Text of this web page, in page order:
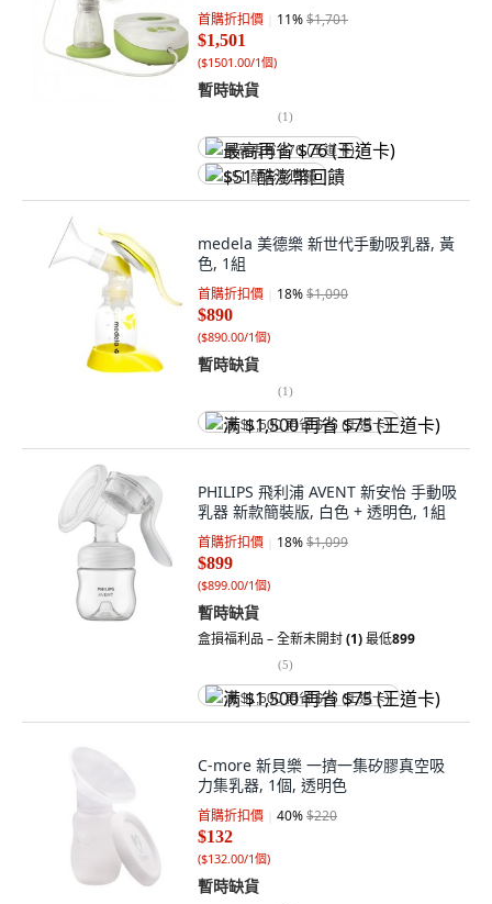
首購折扣價 11%$1,701
$1,501
($1501.00/1個)
暫時缺貨
(1)
最高再省 $76 (王道卡)
$51 酷澎幣回饋
medela 美德樂 新世代手動吸乳器, 黃
色, 1組
首購折扣價 18%$1,090
$890
($890.00/1個)
暫時缺貨
(1)
满 $1,500 再省 $75 (王道卡)
PHILIPS 飛利浦 AVENT 新安怡 手動吸
乳器 新款簡裝版, 白色 + 透明色, 1組
首購折扣價 18%$1,099
$899
($899.00/1個)
暫時缺貨
盒損福利品 – 全新未開封(1)最低899
(5)
满 $1,500 再省 $75 (王道卡)
C-more 新貝樂 一擠一集矽膠真空吸
力集乳器, 1個, 透明色
首購折扣價 40%$220
$132
($132.00/1個)
暫時缺貨